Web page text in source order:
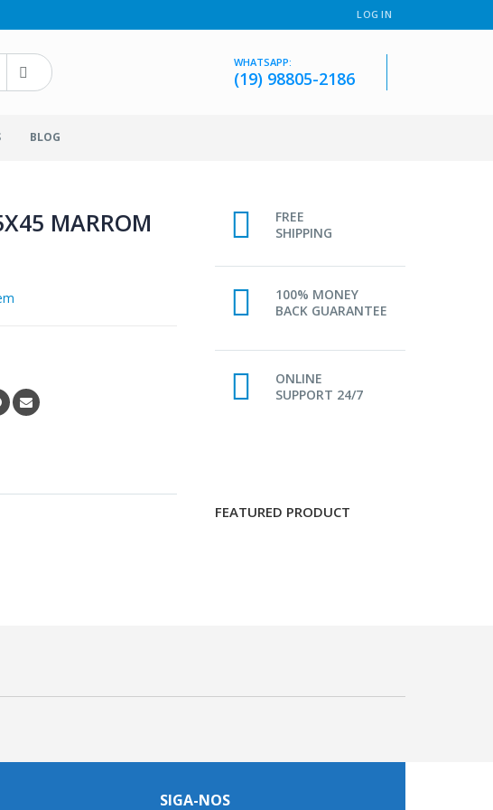
LOG IN
WHATSAPP:
(19) 98805-2186
BLOG
MARROM
FREE
SHIPPING
100% MONEY
BACK GUARANTEE
ONLINE
SUPPORT 24/7
FEATURED PRODUCT
SIGA-NOS